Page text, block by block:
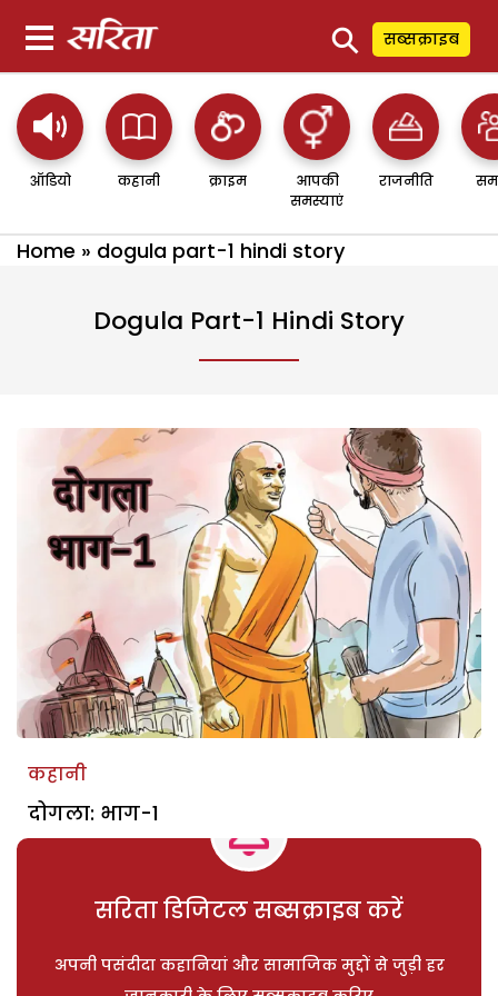
⚲ सब्सक्राइब
ऑडियो कहानी क्राइम
आपकी
समस्याएं
राजनीति
Home » dogula part-1 hindi story
Dogula Part-1 Hindi Story
कहानी
दोगला: भाग-1
सरिता डिजिटल सब्सक्राइब करें
अपनी पसंदीदा कहानियां और सामाजिक मुद्दों से जुड़ी हर